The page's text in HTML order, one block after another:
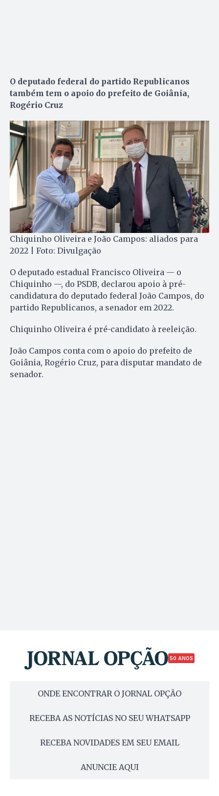
O deputado federal do partido Republicanos
também tem o apoio do prefeito de Goiânia,
Rogério Cruz
Chiquinho Oliveira e João Campos: aliados para
2022 | Foto: Divulgação
O deputado estadual Francisco Oliveira — o
Chiquinho —, do PSDB, declarou apoio à pré-
candidatura do deputado federal João Campos, do
partido Republicanos, a senador em 2022.
Chiquinho Oliveira é pré-candidato à reeleição.
João Campos conta com o apoio do prefeito de
Goiânia, Rogério Cruz, para disputar mandato de
senador.
50 ANOS
ONDE ENCONTRAR O JORNAL OPÇÃO
RECEBA AS NOTÍCIAS NO SEU WHATSAPP
RECEBA NOVIDADES EM SEU EMAIL
ANUNCIE AQUI